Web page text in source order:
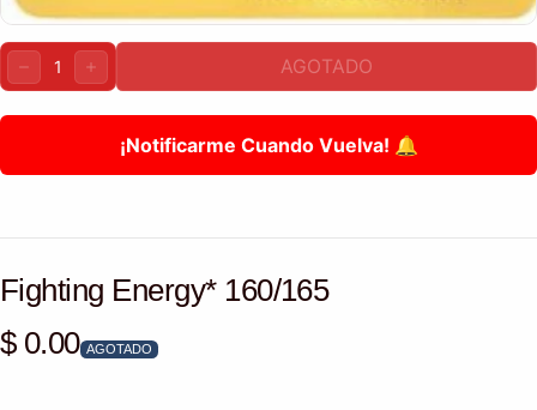
Cantidad:
DISMINUIRAUMENTAR AGOTADO
¡Notificarme Cuando Vuelva! 🔔
Fighting Energy* 160/165
Precio habitual
$ 0.00 AGOTADO